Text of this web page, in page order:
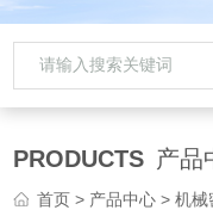
PRODUCTS 产品
首页 > 产品中心 >机械